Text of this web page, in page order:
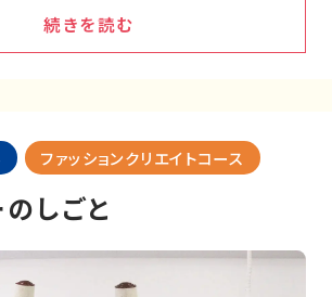
続きを読む
ファッションクリエイトコース
しごと